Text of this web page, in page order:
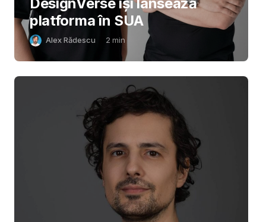
platforma în SUA
Alex Rădescu 2 min